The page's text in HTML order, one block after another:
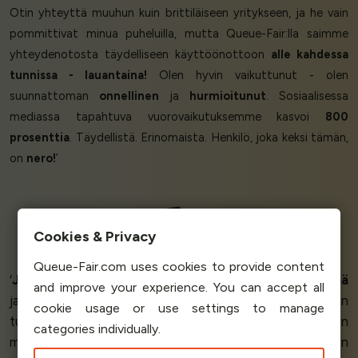
Otin yhteyttä muuhun kuin brittiläiseen yritykseen, ja he vain
pommittivat minua puheluilla, mutta Queue-Fair:lla saimme
yhteydenotosta täydelliseen käyttöönottoon alle kahdessa
tunnissa - lauantaina! Olen hyvin vaikuttunut - olen
suunnattoman onnellinen ja hurmioitunut. Sosiaalisessa
mediassa tapahtuva vuorovaikutuksemme kasvoi 800
prosenttia. Täydellistä. Erinomaista. Henkilö, joka keksi tämän,
on nero!’
‘Juuri sitä, mitä tarvitsimme! Palaute oli
todella hyvää
ja Queue-Fair
toimi niin kuin tarvitsimme
. Jos sinulla on
tuhansia ihmisiä, jotka painavat refreshiä suurten lippujen
myynnissä, tarvitset turvaverkon! Queue-Fair:n
Cookies & Privacy
Queue-Fair.com uses cookies to provide content
and improve your experience. You can accept all
cookie usage or use settings to manage
categories individually.